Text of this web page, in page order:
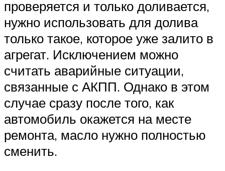
проверяется и только доливается,
нужно использовать для долива
только такое, которое уже залито в
агрегат. Исключением можно
считать аварийные ситуации,
связанные с АКПП. Однако в этом
случае сразу после того, как
автомобиль окажется на месте
ремонта, масло нужно полностью
сменить.